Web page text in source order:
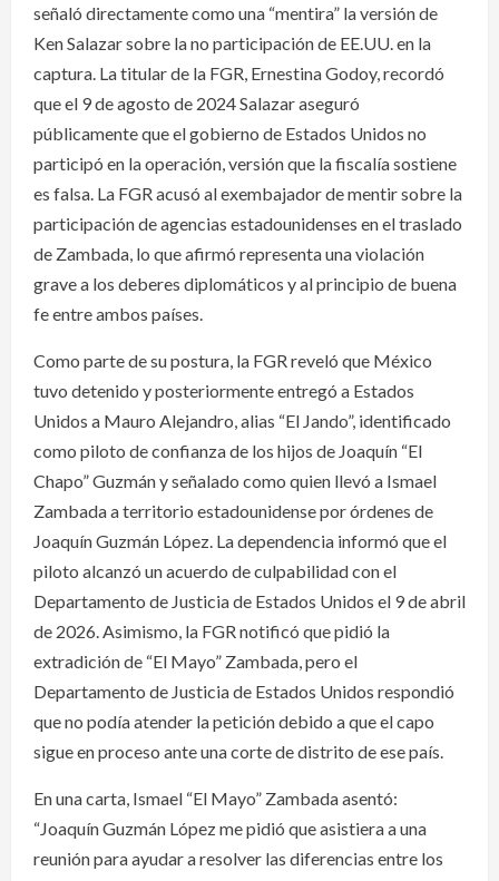
señaló directamente como una “mentira” la versión de
Ken Salazar sobre la no participación de EE.UU. en la
captura. La titular de la FGR, Ernestina Godoy, recordó
que el 9 de agosto de 2024 Salazar aseguró
públicamente que el gobierno de Estados Unidos no
participó en la operación, versión que la fiscalía sostiene
es falsa. La FGR acusó al exembajador de mentir sobre la
participación de agencias estadounidenses en el traslado
de Zambada, lo que afirmó representa una violación
grave a los deberes diplomáticos y al principio de buena
fe entre ambos países.
Como parte de su postura, la FGR reveló que México
tuvo detenido y posteriormente entregó a Estados
Unidos a Mauro Alejandro, alias “El Jando”, identificado
como piloto de confianza de los hijos de Joaquín “El
Chapo” Guzmán y señalado como quien llevó a Ismael
Zambada a territorio estadounidense por órdenes de
Joaquín Guzmán López. La dependencia informó que el
piloto alcanzó un acuerdo de culpabilidad con el
Departamento de Justicia de Estados Unidos el 9 de abril
de 2026. Asimismo, la FGR notificó que pidió la
extradición de “El Mayo” Zambada, pero el
Departamento de Justicia de Estados Unidos respondió
que no podía atender la petición debido a que el capo
sigue en proceso ante una corte de distrito de ese país.
En una carta, Ismael “El Mayo” Zambada asentó:
“Joaquín Guzmán López me pidió que asistiera a una
reunión para ayudar a resolver las diferencias entre los